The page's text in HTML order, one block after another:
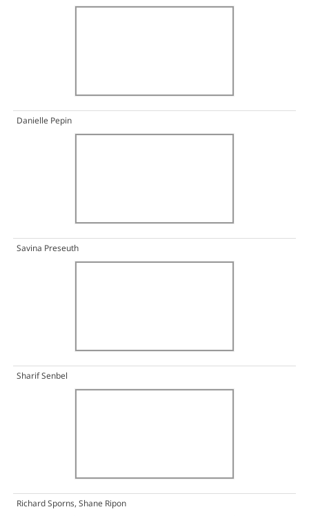
Danielle Pepin
Savina Preseuth
Sharif Senbel
Richard Sporns, Shane Ripon